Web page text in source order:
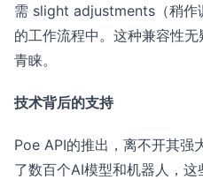
需 slight adjustments（稍作
的工作流程中。这种兼容性
青睐。
技术背后的支持
Poe API的推出，离不开其强
了数百个AI模型和机器人，